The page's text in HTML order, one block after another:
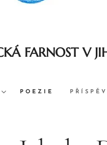
FARNOST V
POEZIE